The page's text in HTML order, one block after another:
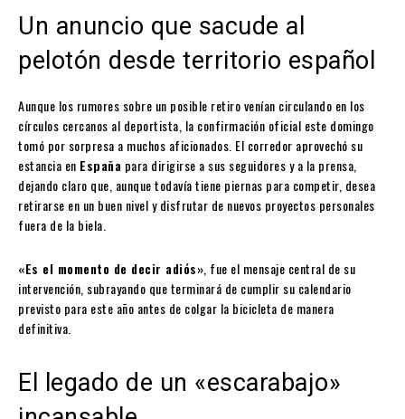
Un anuncio que sacude al
pelotón desde territorio español
Aunque los rumores sobre un posible retiro venían circulando en los
círculos cercanos al deportista, la confirmación oficial este domingo
tomó por sorpresa a muchos aficionados. El corredor aprovechó su
estancia en España para dirigirse a sus seguidores y a la prensa,
dejando claro que, aunque todavía tiene piernas para competir, desea
retirarse en un buen nivel y disfrutar de nuevos proyectos personales
fuera de la biela.
«Es el momento de decir adiós» , fue el mensaje central de su
intervención, subrayando que terminará de cumplir su calendario
previsto para este año antes de colgar la bicicleta de manera
definitiva.
El legado de un «escarabajo»